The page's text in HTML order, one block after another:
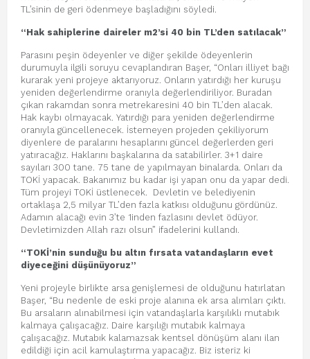
TL’sinin de geri ödenmeye başladığını söyledi.
“Hak sahiplerine daireler m2’si 40 bin TL’den satılacak”
Parasını peşin ödeyenler ve diğer şekilde ödeyenlerin
durumuyla ilgili soruyu cevaplandıran Başer, “Onları illiyet bağı
kurarak yeni projeye aktarıyoruz. Onların yatırdığı her kuruşu
yeniden değerlendirme oranıyla değerlendiriliyor. Buradan
çıkan rakamdan sonra metrekaresini 40 bin TL’den alacak.
Hak kaybı olmayacak. Yatırdığı para yeniden değerlendirme
oranıyla güncellenecek. İstemeyen projeden çekiliyorum
diyenlere de paralarını hesaplarını güncel değerlerden geri
yatıracağız. Haklarını başkalarına da satabilirler. 3+1 daire
sayıları 300 tane. 75 tane de yapılmayan binalarda. Onları da
TOKİ yapacak. Bakanımız bu kadar işi yapan onu da yapar dedi.
Tüm projeyi TOKİ üstlenecek. Devletin ve belediyenin
ortaklaşa 2,5 milyar TL’den fazla katkısı olduğunu gördünüz.
Adamın alacağı evin 3’te 1inden fazlasını devlet ödüyor.
Devletimizden Allah razı olsun” ifadelerini kullandı.
“TOKİ’nin sunduğu bu altın fırsata vatandaşların evet
diyeceğini düşünüyoruz”
Yeni projeyle birlikte arsa genişlemesi de olduğunu hatırlatan
Başer, “Bu nedenle de eski proje alanına ek arsa alımları çıktı.
Bu arsaların alınabilmesi için vatandaşlarla karşılıklı mutabık
kalmaya çalışacağız. Daire karşılığı mutabık kalmaya
çalışacağız. Mutabık kalamazsak kentsel dönüşüm alanı ilan
edildiği için acil kamulaştırma yapacağız. Biz isteriz ki